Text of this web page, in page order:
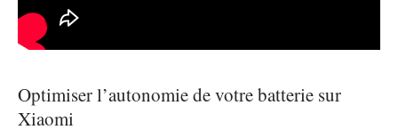
Optimiser l’autonomie de votre batterie sur
Xiaomi